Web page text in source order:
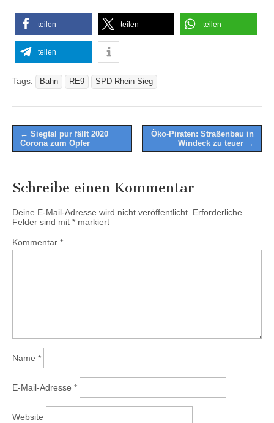
teilen teilen teilen
teilen
Tags: Bahn RE9 SPD Rhein Sieg
Post
navigation
← Siegtal pur fällt 2020
Corona zum Opfer
Öko-Piraten: Straßenbau in
Windeck zu teuer →
Schreibe einen Kommentar
Deine E-Mail-Adresse wird nicht veröffentlicht. Erforderliche
Felder sind mit * markiert
Kommentar *
Name *
E-Mail-Adresse *
Website